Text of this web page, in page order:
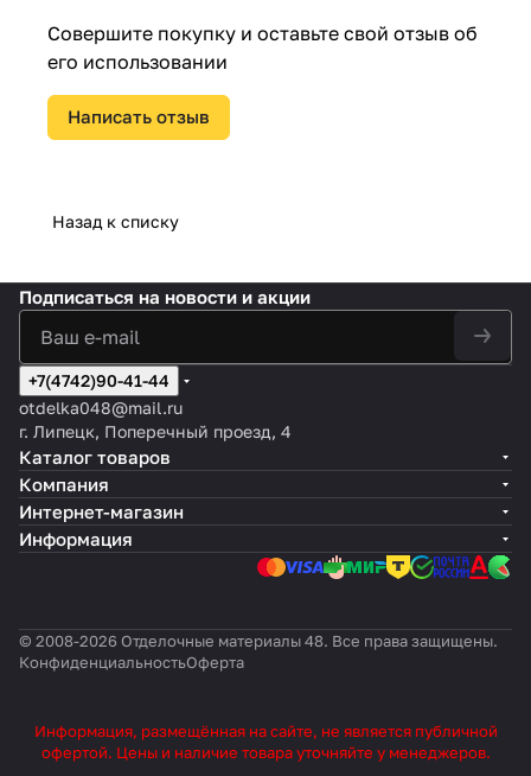
Совершите покупку и оставьте свой отзыв об
его использовании
Написать отзыв
Назад к списку
Подписаться на новости и акции
+7(4742)90-41-44
otdelka048@mail.ru
г. Липецк, Поперечный проезд, 4
Каталог товаров
Компания
Интернет-магазин
Информация
© 2008-2026 Отделочные материалы 48. Все права защищены.
КонфиденциальностьОферта
Информация, размещённая на сайте, не является публичной
офертой. Цены и наличие товара уточняйте у менеджеров.